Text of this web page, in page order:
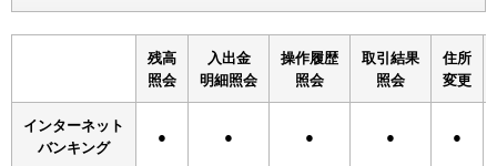
残高
照会
入出金
明細照会
操作履歴
照会
取引結果
照会
住所
変更
インターネット
バンキング
● ● ● ● ●